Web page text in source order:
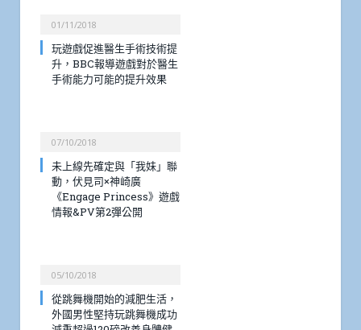
01/11/2018
玩遊戲促進醫生手術技術提
升，BBC報導遊戲對於醫生
手術能力可能的提升效果
07/10/2018
未上線先確定與「我妹」聯
動，伏見司×神崎廣
《Engage Princess》遊戲
情報&PV第2彈公開
05/10/2018
從跳舞機開始的減肥生活，
外國男性堅持玩跳舞機成功